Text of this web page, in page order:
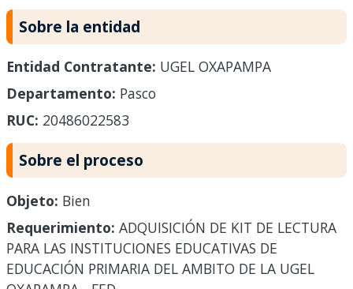
Sobre la entidad
Entidad Contratante: UGEL OXAPAMPA
Departamento: Pasco
RUC: 20486022583
Sobre el proceso
Objeto: Bien
Requerimiento: ADQUISICIÓN DE KIT DE LECTURA
PARA LAS INSTITUCIONES EDUCATIVAS DE
EDUCACIÓN PRIMARIA DEL AMBITO DE LA UGEL